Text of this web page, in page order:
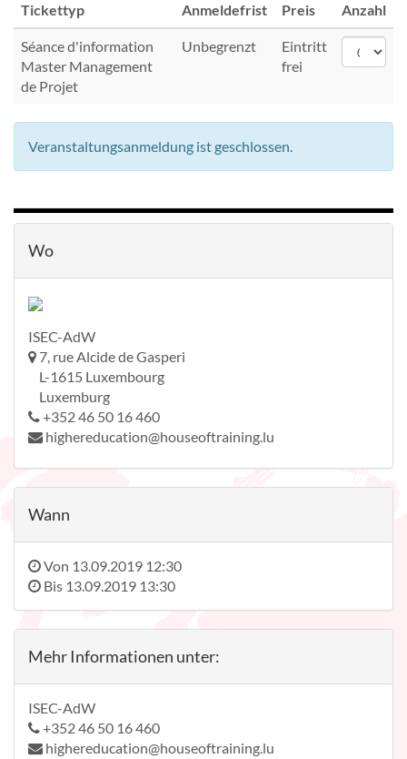
Tickettyp Anmeldefrist Preis Anzahl
Séance d'information
Master Management
de Projet
Unbegrenzt
Eintritt
frei
Veranstaltungsanmeldung ist geschlossen.
Wo
ISEC-AdW
7, rue Alcide de Gasperi
L-1615 Luxembourg
Luxemburg
+352 46 50 16 460
highereducation@houseoftraining.lu
Wann
Von 13.09.2019 12:30
Bis 13.09.2019 13:30
Mehr Informationen unter:
ISEC-AdW
+352 46 50 16 460
highereducation@houseoftraining.lu